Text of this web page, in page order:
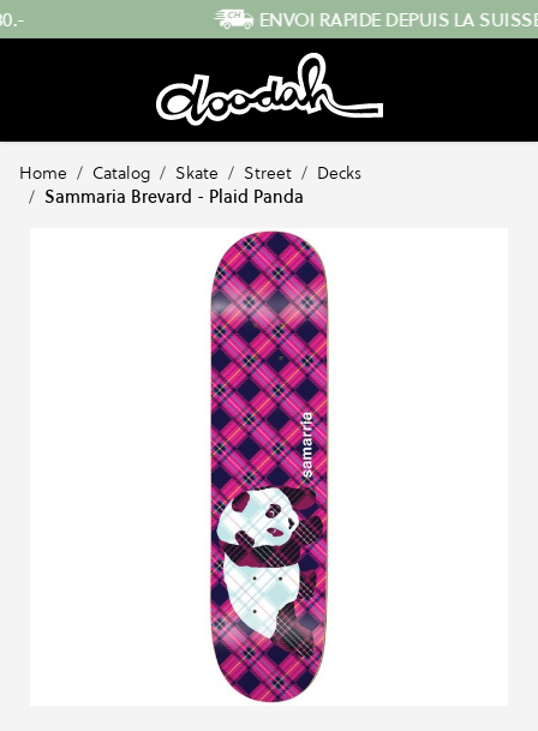
Skip to Content
ENVOI RAPIDE DEPUIS LA SUISSE
Home / Catalog / Skate / Street / Decks
/ Sammaria Brevard - Plaid Panda